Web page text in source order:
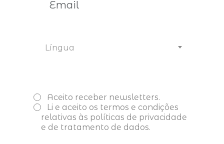
Língua
Aceito receber newsletters.
Li e aceito os termos e condições
relativas às políticas de privacidade
e de tratamento de dados.